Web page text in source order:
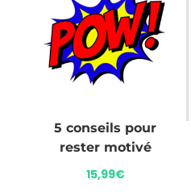
5 conseils pour
rester motivé
15,99€